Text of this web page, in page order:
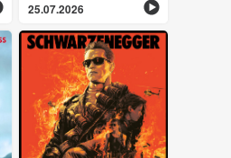
25.07.2026